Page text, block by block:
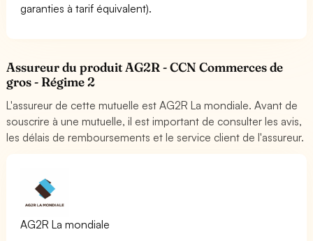
garanties à tarif équivalent).
Assureur du produit AG2R - CCN Commerces de
gros - Régime 2
L'assureur de cette mutuelle est AG2R La mondiale. Avant de
souscrire à une mutuelle, il est important de consulter les avis,
les délais de remboursements et le service client de l'assureur.
AG2R La mondiale